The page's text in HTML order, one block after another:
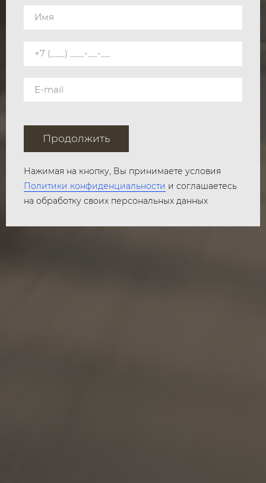
Продолжить
Нажимая на кнопку, Вы принимаете условия
Политики конфиденциальности и соглашаетесь
на обработку своих персональных данных